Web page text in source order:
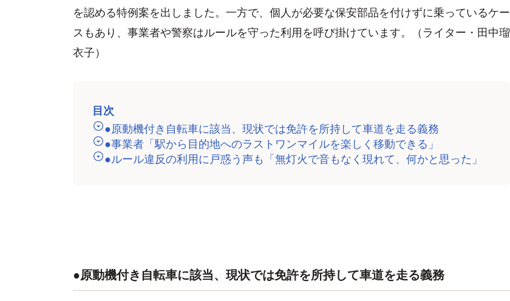
を認める特例案を出しました。一方で、個人が必要な保安部品を付けずに乗っているケー
スもあり、事業者や警察はルールを守った利用を呼び掛けています。（ライター・田中瑠
衣子）
目次
●原動機付き自転車に該当、現状では免許を所持して車道を走る義務
●事業者「駅から目的地へのラストワンマイルを楽しく移動できる」
●ルール違反の利用に戸惑う声も「無灯火で音もなく現れて、何かと思った」
●原動機付き自転車に該当、現状では免許を所持して車道を走る義務